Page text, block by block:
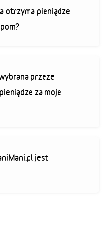
otrzyma pieniądze
przeze
za moje
jest